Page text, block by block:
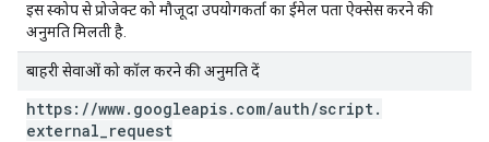
इस स्कोप से प्रोजेक्ट को मौजूदा उपयोगकर्ता का ईमेल पता ऐक्सेस करने की
अनुमति मिलती है.
बाहरी सेवाओं को कॉल करने की अनुमति दें
https: //www. googleapis. com/auth/script.
external request